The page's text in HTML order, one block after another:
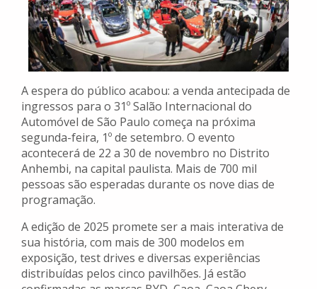
A espera do público acabou: a venda antecipada de
ingressos para o 31º Salão Internacional do
Automóvel de São Paulo começa na próxima
segunda-feira, 1º de setembro. O evento
acontecerá de 22 a 30 de novembro no Distrito
Anhembi, na capital paulista. Mais de 700 mil
pessoas são esperadas durante os nove dias de
programação.
A edição de 2025 promete ser a mais interativa de
sua história, com mais de 300 modelos em
exposição, test drives e diversas experiências
distribuídas pelos cinco pavilhões. Já estão